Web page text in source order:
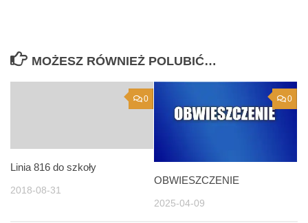
MOŻESZ RÓWNIEŻ POLUBIĆ…
0
Linia 816 do szkoły
2018-08-31
0
OBWIESZCZENIE
2025-04-09